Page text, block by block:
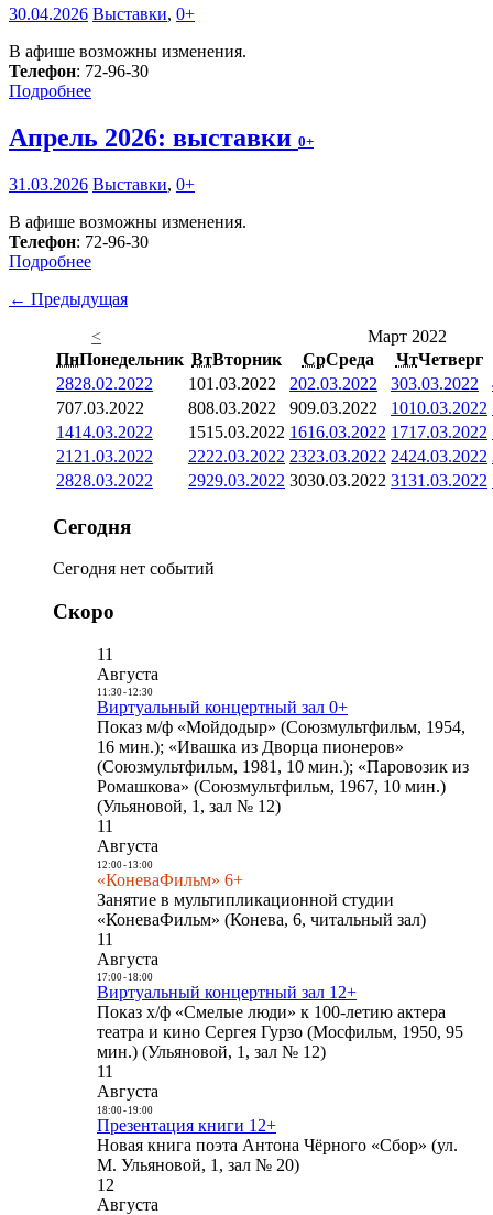
30.04.2026 Выставки, 0+
В афише возможны изменения.
Телефон: 72-96-30
Подробнее
Апрель 2026: выставки 0+
31.03.2026 Выставки, 0+
В афише возможны изменения.
Телефон: 72-96-30
Подробнее
← Предыдущая
<
Март 2022
ПнПонедельник ВтВторник СрСреда ЧтЧетверг
2828.02.2022 101.03.2022 202.03.2022 303.03.2022
707.03.2022 808.03.2022 909.03.2022 1010.03.2022
1414.03.2022 1515.03.2022 1616.03.2022 1717.03.2022
21 21.03.2022 2222.03.2022 2323.03.2022 2424.03.2022
2828.03.2022 2929.03.2022 3030.03.2022 3131.03.2022
Сегодня
Сегодня нет событий
Скоро
11
Августа
11:30- 12:30
Виртуальный концертный зал 0+
Показ м/ф «Мойдодыр» (Союзмультфильм, 1954,
16 мин.); «Ивашка из Дворца пионеров»
(Союзмультфильм, 1981, 10 мин.); «Паровозик из
Ромашкова» (Союзмультфильм, 1967, 10 мин.)
(Ульяновой, 1, зал № 12)
11
Августа
12:00- 13:00
«КоневаФильм» 6+
Занятие в мультипликационной студии
«КоневаФильм» (Конева, 6, читальный зал)
11
Августа
17:00- 18:00
Виртуальный концертный зал 12+
Показ х/ф «Смелые люди» к 100-летию актера
театра и кино Сергея Гурзо (Мосфильм, 1950, 95
мин.) (Ульяновой, 1, зал № 12)
11
Августа
18:00- 19:00
Презентация книги 12+
Новая книга поэта Антона Чёрного «Сбор» (ул.
М. Ульяновой, 1, зал № 20)
12
Августа